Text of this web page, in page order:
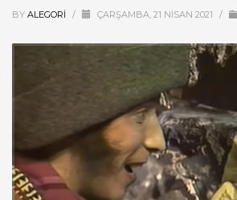
BY ALEGORI / ÇARŞAMBA, 21 NISAN 2021 /